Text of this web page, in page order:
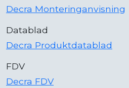
Decra Monteringanvisning
Datablad
Decra Produktdatablad
FDV
Decra FDV